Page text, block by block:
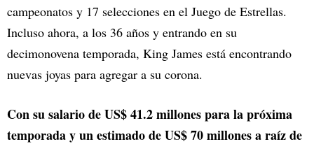
campeonatos y 17 selecciones en el Juego de Estrellas.
Incluso ahora, a los 36 años y entrando en su
decimonovena temporada, King James está encontrando
nuevas joyas para agregar a su corona.
Con su salario de US$ 41.2 millones para la próxima
temporada y un estimado de US$ 70 millones a raíz de